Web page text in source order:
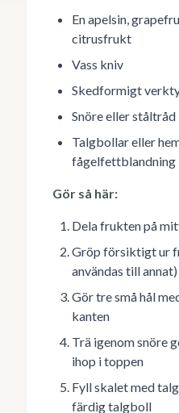
En apelsin,
citrusfrukt
Vass kniv
Skedformigt
Snöre eller ståltråd
Talgbollar eller
fågelfettblandning
Gör så här:
Dela frukten på
Gröp försiktigt ur
användas till annat)
Gör tre små hål
kanten
Trä igenom snöre
ihop i toppen
Fyll skalet med
färdig talgboll